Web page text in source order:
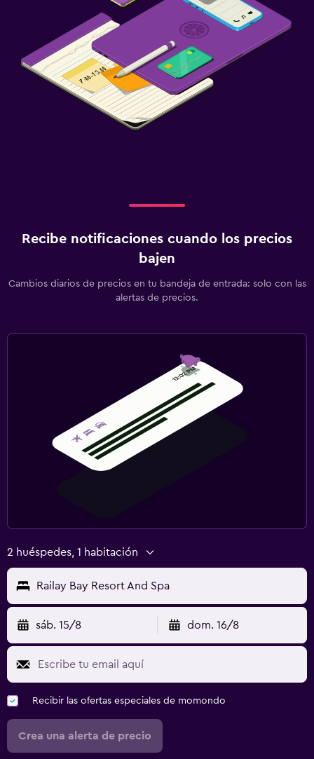
Recibe notificaciones cuando los precios
bajen
Cambios diarios de precios en tu bandeja de entrada: solo con las
alertas de precios.
2 huéspedes, 1 habitación
Railay Bay Resort And Spa
sáb. 15/8 dom. 16/8
Recibir las ofertas especiales de momondo
Crea una alerta de precio